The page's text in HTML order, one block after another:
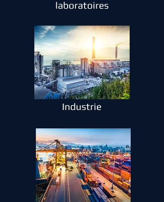
laboratoires
Industrie